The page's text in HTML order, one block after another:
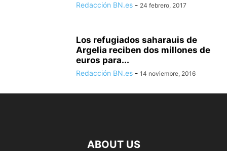
Redacción BN.es - 24 febrero, 2017
Los refugiados saharauis de
Argelia reciben dos millones de
euros para...
Redacción BN.es - 14 noviembre, 2016
ABOUT US